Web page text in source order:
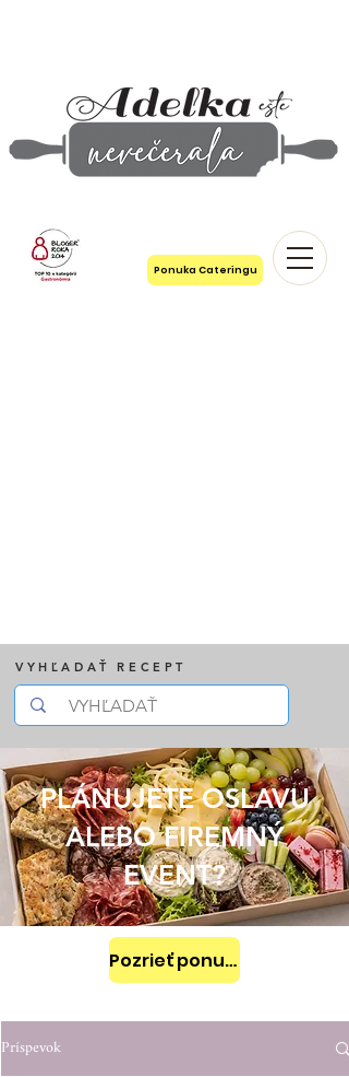
Ponuka Cateringu
VYHĽADAŤ RECEPT
PLÁNUJETE OSLAVU
ALEBO FIREMNÝ
EVENT?
Pozrieť ponuku
Príspevok